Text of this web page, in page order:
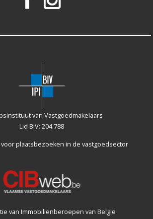
van Vastgoedmakelaars
Lid BIV: 204.788
plaatsbezoeken in de vastgoedsector
van Immobiliënberoepen van België